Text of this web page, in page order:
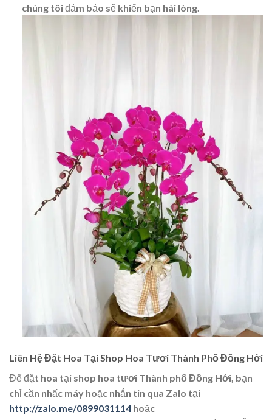
chúng tôi đảm bảo sẽ khiến bạn hài lòng.
Liên Hệ Đặt Hoa Tại Shop Hoa Tươi Thành Phố Đồng Hới
Để đặt hoa tại shop hoa tươi Thành phố Đồng Hới, bạn
chỉ cần nhấc máy hoặc nhắn tin qua Zalo tại
http://zalo.me/0899031114 hoặc